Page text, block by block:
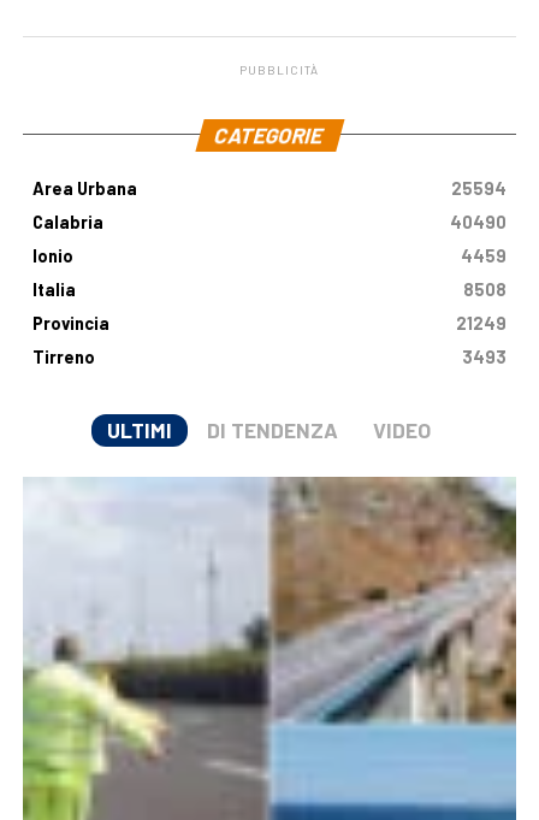
PUBBLICITÀ
CATEGORIE
Area Urbana
25594
Calabria
40490
Ionio
4459
Italia
8508
Provincia
21249
Tirreno
3493
ULTIMI DI TENDENZA VIDEO